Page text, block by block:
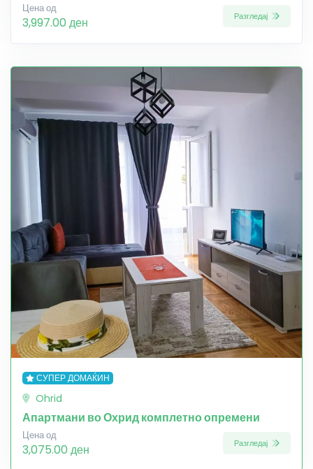
Цена од
3,997.00 ден Разгледај
СУПЕР ДОМАЌИН
Ohrid
Апартмани во Охрид комплетно опремени
Цена од
3,075.00 ден Разгледај